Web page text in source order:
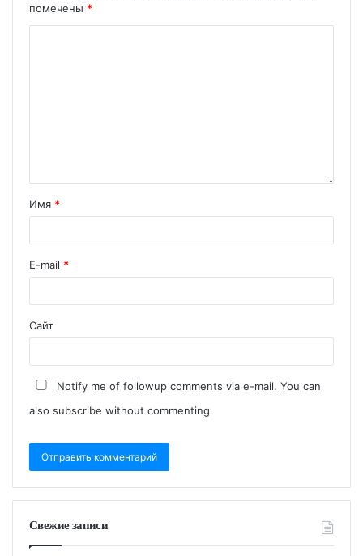
помечены *
Имя *
E-mail *
Сайт
Notify me of followup comments via e-mail. You can
also subscribe without commenting.
Свежие записи